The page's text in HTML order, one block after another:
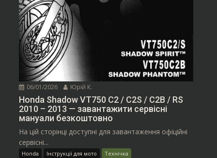
06/01/2026 Юрій К.
Honda Shadow VT750 C2 / C2S / C2B / RS
2010 – 2013 — завантажити сервісні
мануали безкоштовно
На цій сторінці доступні для завантаження офіційні
сервісні...
Honda Інструкції для мото Технічка